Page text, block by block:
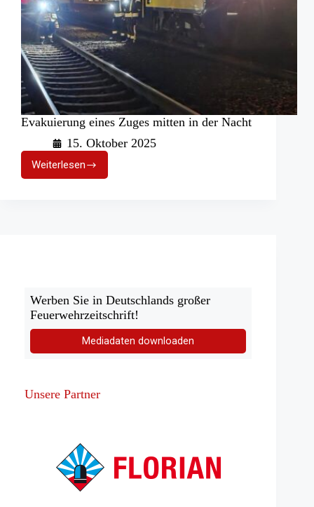
Evakuierung eines Zuges mitten in der Nacht
15. Oktober 2025
WeiterlesenEvakuierung
eines
Werben Sie in Deutschlands großer
Feuerwehrzeitschrift!
Mediadaten downloaden
Unsere Partner